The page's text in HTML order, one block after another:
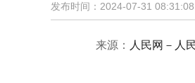
发布时间：2024-07-31
来源： 人民网－人